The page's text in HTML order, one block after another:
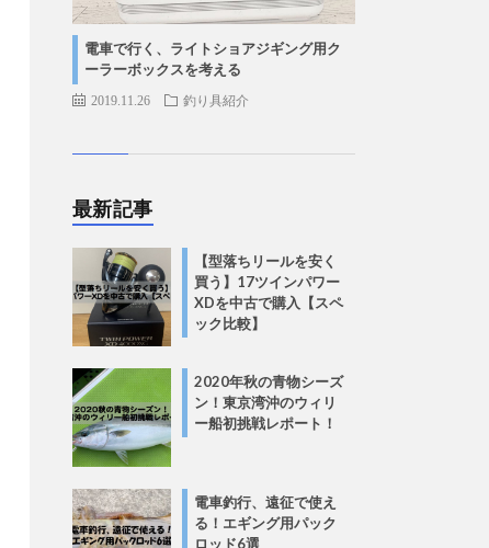
電車で行く、ライトショアジギング用ク
ーラーボックスを考える
2019.11.26 釣り具紹介
最新記事
【型落ちリールを安く
買う】17ツインパワー
XDを中古で購入【スペ
ック比較】
2020年秋の青物シーズ
ン！東京湾沖のウィリ
ー船初挑戦レポート！
電車釣行、遠征で使え
る！エギング用パック
ロッド6選